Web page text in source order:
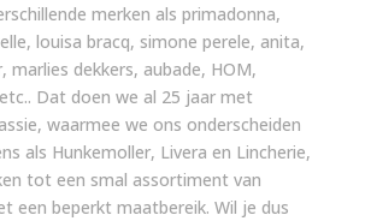
merken als primadonna,
louisa bracq, simone perele, anita,
marlies dekkers, aubade, HOM,
Dat doen we al 25 jaar met
waarmee we ons onderscheiden
als Hunkemoller, Livera en Lincherie,
tot een smal assortiment van
een beperkt maatbereik. Wil je dus